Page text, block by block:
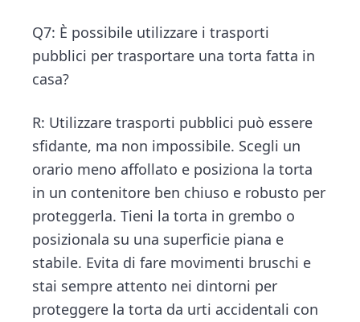
Q7: È possibile utilizzare i trasporti
pubblici per trasportare una torta fatta in
casa?
R: Utilizzare trasporti pubblici può essere
sfidante, ma non impossibile. Scegli un
orario meno affollato e posiziona la torta
in un contenitore ben chiuso e robusto per
proteggerla. Tieni la torta in grembo o
posizionala su una superficie piana e
stabile. Evita di fare movimenti bruschi e
stai sempre attento nei dintorni per
proteggere la torta da urti accidentali con